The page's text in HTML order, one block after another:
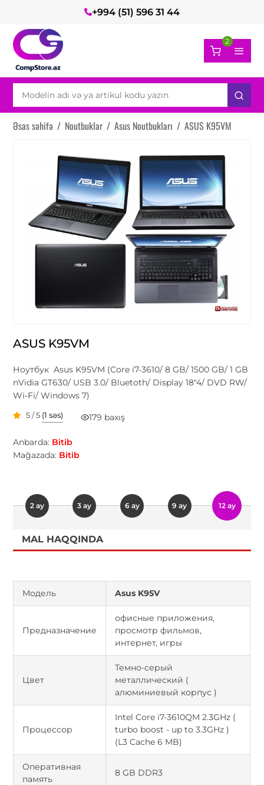
+994 (51) 596 31 44
2
Əsas səhifə / Noutbuklar / Asus Noutbukları / ASUS K95VM
ASUS K95VM
Ноутбук Asus K95VM (Core i7-3610/ 8 GB/ 1500 GB/ 1 GB
nVidia GT630/ USB 3.0/ Bluetoth/ Display 18"4/ DVD RW/
Wi-Fi/ Windows 7)
5 / 5 (1 səs) 179 baxış
Anbarda: Bitib
Mağazada: Bitib
2 ay 3 ay 6 ay 9 ay 12 ay
MAL HAQQINDA
Модель Asus K95V
Предназначение
офисные приложения,
просмотр фильмов,
интернет, игры
Цвет
Темно-серый
металлический (
алюминиевый корпус )
Процессор
Intel Core i7-3610QM 2.3GHz (
turbo boost - up to 3.3GHz )
(L3 Cache 6 MB)
Оперативная
память
8 GB DDR3